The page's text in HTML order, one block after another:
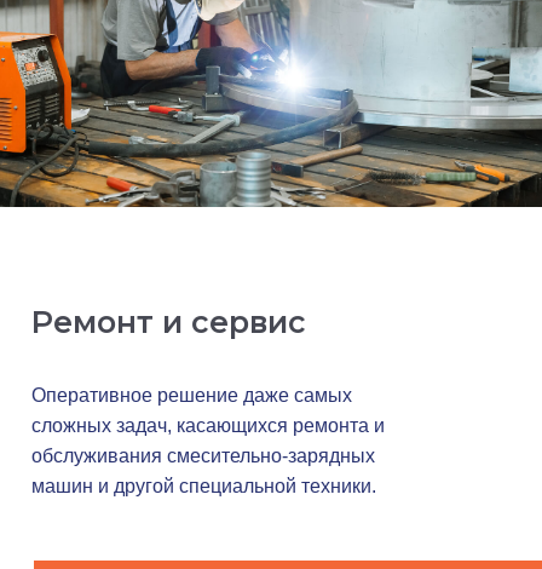
Ремонт и сервис
Оперативное решение даже самых
сложных задач, касающихся ремонта и
обслуживания смесительно-зарядных
машин и другой специальной техники.